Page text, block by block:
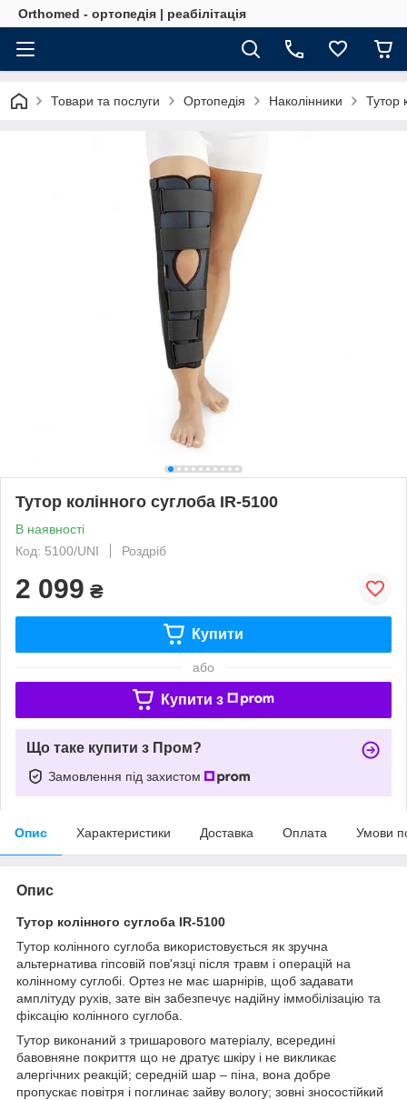
Orthomed - ортопедія | реабілітація
Товари та послуги Ортопедія Наколінники Тутор
Тутор колінного суглоба IR-5100
В наявності
Код: 5100/UNI
Роздріб
2 099 ₴
Купити
або
Купити з
Що таке купити з Пром?
Замовлення під захистом
Опис Характеристики Доставка Оплата Умови
Опис
Тутор колінного суглоба IR-5100
Тутор колінного суглоба використовується як зручна
альтернатива гіпсовій пов'язці після травм і операцій на
колінному суглобі. Ортез не має шарнірів, щоб задавати
амплітуду рухів, зате він забезпечує надійну іммобілізацію та
фіксацію колінного суглоба.
Тутор виконаний з тришарового матеріалу, всередині
бавовняне покриття що не дратує шкіру і не викликає
алергічних реакцій; середній шар – піна, вона добре
пропускає повітря і поглинає зайву вологу; зовні зносостійкий